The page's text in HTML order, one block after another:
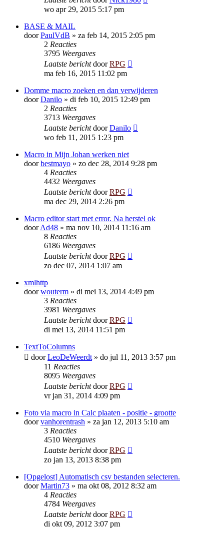
wo apr 29, 2015 5:17 pm
BASE & MAIL
doorPaulVdB » za feb 14, 2015 2:05 pm
2 Reacties
3795 Weergaves
Laatste berichtdoorRPG
ma feb 16, 2015 11:02 pm
Domme macro zoeken en dan verwijderen
doorDanilo » di feb 10, 2015 12:49 pm
2 Reacties
3713 Weergaves
Laatste berichtdoorDanilo
wo feb 11, 2015 1:23 pm
Macro in Mijn Johan werken niet
doorbestmayo » zo dec 28, 2014 9:28 pm
4 Reacties
4432 Weergaves
Laatste berichtdoorRPG
ma dec 29, 2014 2:26 pm
Macro editor start met error. Na herstel ok
doorAd48 » ma nov 10, 2014 11:16 am
8 Reacties
6186 Weergaves
Laatste berichtdoorRPG
zo dec 07, 2014 1:07 am
xmlhttp
doorwouterm » di mei 13, 2014 4:49 pm
3 Reacties
3981 Weergaves
Laatste berichtdoorRPG
di mei 13, 2014 11:51 pm
TextToColumns
doorLeoDeWeerdt » do jul 11, 2013 3:57 pm
11 Reacties
8095 Weergaves
Laatste berichtdoorRPG
vr jan 31, 2014 4:09 pm
Foto via macro in Calc plaaten - positie - grootte
doorvanhorentrash » za jan 12, 2013 5:10 am
3 Reacties
4510 Weergaves
Laatste berichtdoorRPG
zo jan 13, 2013 8:38 pm
[Opgelost] Automatisch csv bestanden selecteren.
doorMartin73 » ma okt 08, 2012 8:32 am
4 Reacties
4784 Weergaves
Laatste berichtdoorRPG
di okt 09, 2012 3:07 pm